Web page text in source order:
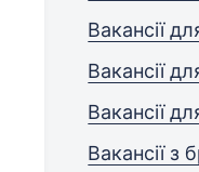
Вакансії
Вакансії
Вакансії
Вакансії з